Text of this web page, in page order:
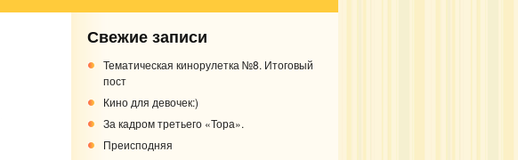
Свежие записи
Тематическая кинорулетка №8. Итоговый
пост
Кино для девочек:)
За кадром третьего «Тора».
Преисподняя